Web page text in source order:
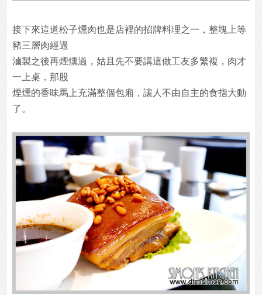
接下來這道松子燻肉也是店裡的招牌料理之一，整塊上等
豬三層肉經過
滷製之後再煙燻過，姑且先不要講這做工友多繁複，肉才
一上桌，那股
煙燻的香味馬上充滿整個包廂，讓人不由自主的食指大動
了。